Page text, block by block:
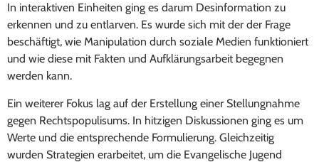
In interaktiven Einheiten ging es darum Desinformation zu
erkennen und zu entlarven. Es wurde sich mit der der Frage
beschäftigt, wie Manipulation durch soziale Medien funktioniert
und wie diese mit Fakten und Aufklärungsarbeit begegnen
werden kann.
Ein weiterer Fokus lag auf der Erstellung einer Stellungnahme
gegen Rechtspopulisums. In hitzigen Diskussionen ging es um
Werte und die entsprechende Formulierung. Gleichzeitig
wurden Strategien erarbeitet, um die Evangelische Jugend